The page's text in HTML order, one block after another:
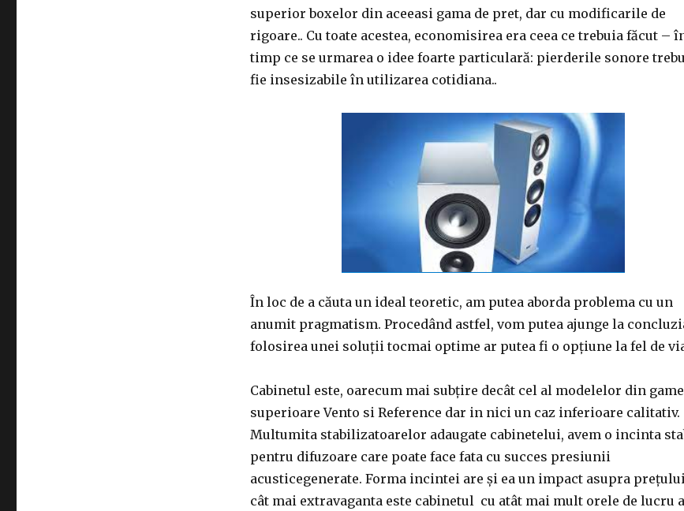
superior boxelor din aceeasi gama de pret, dar cu modificarile de
rigoare.. Cu toate acestea, economisirea era ceea ce trebuia făcut –
timp ce se urmarea o idee foarte particulară: pierderile sonore
fie insesizabile în utilizarea cotidiana..
În loc de a căuta un ideal teoretic, am putea aborda problema cu un
anumit pragmatism. Procedând astfel, vom putea ajunge la
folosirea unei soluții tocmai optime ar putea fi o opțiune la fel de
Cabinetul este, oarecum mai subțire decât cel al modelelor din
superioare Vento si Reference dar in nici un caz inferioare calitativ.
Multumita stabilizatoarelor adaugate cabinetelui, avem o incinta
pentru difuzoare care poate face fata cu succes presiunii
acusticegenerate. Forma incintei are și ea un impact asupra
cât mai extravaganta este cabinetul cu atât mai mult orele de lucru